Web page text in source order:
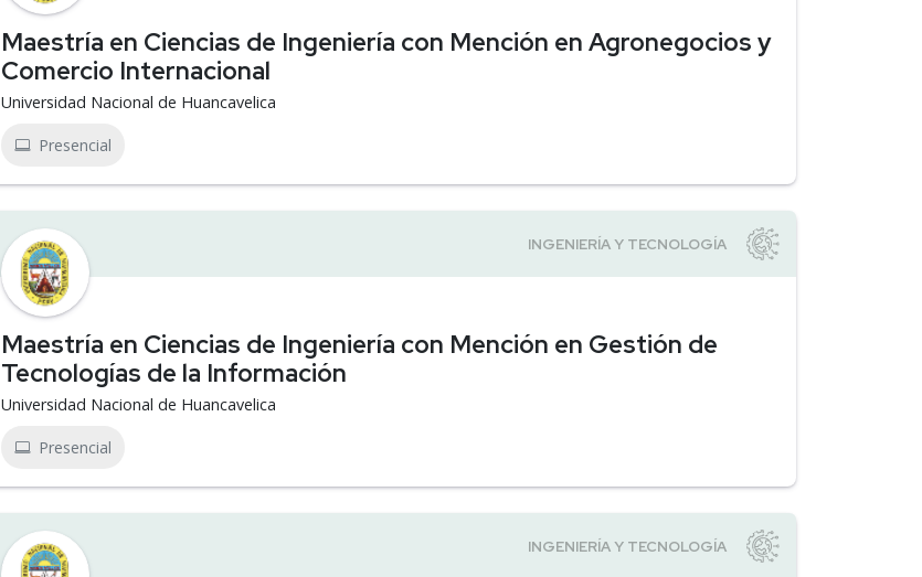
Maestría en Ciencias de Ingeniería con Mención en Agronegocios y
Comercio Internacional
Universidad Nacional de Huancavelica
Presencial
Maestría en Ciencias de Ingeniería con Mención en Gestión de
Tecnologías de la Información
Universidad Nacional de Huancavelica
Presencial